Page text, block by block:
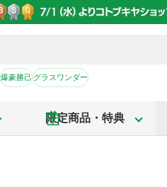
爆豪勝己グラスワンダー
限定商品・特典